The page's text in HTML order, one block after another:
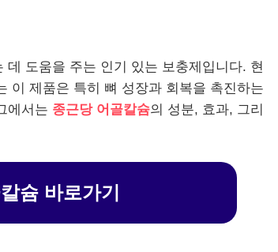
도움을 주는 인기 있는 보충제입니다. 현
이 제품은 특히 뼈 성장과 회복을 촉진하는
에서는 종근당 어골칼슘의 성분, 효과, 그리
슘 바로가기